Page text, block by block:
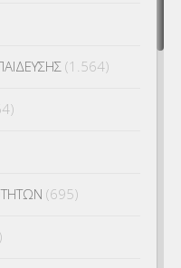
(1.564)
(695)